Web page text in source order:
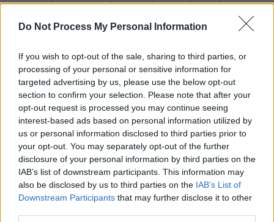
Do Not Process My Personal Information
If you wish to opt-out of the sale, sharing to third parties, or
processing of your personal or sensitive information for
targeted advertising by us, please use the below opt-out
section to confirm your selection. Please note that after your
opt-out request is processed you may continue seeing
interest-based ads based on personal information utilized by
us or personal information disclosed to third parties prior to
your opt-out. You may separately opt-out of the further
disclosure of your personal information by third parties on the
IAB’s list of downstream participants. This information may
also be disclosed by us to third parties on the IAB’s List of
Downstream Participants that may further disclose it to other
περαιτέρω αναπτύξεις πέρα από τις έξι
χώρες που ήδη φιλοξενούν αεροσκάφη ικανά
ΔΙΑΒΑΣΤΕ ΕΠΙΣΗΣ
Κόσμος 02.06.2026 06:30
Τραμπ: «Συμφωνία ΗΠΑ-Ιράν μέσα
στην επόμενη εβδομάδα, ανοίγουν τα
Στενά του Ορμούζ»
Κόσμος|02.06.2026 08:19
Τραμπ σε Νετανιάχου: «Είσαι τρελός;